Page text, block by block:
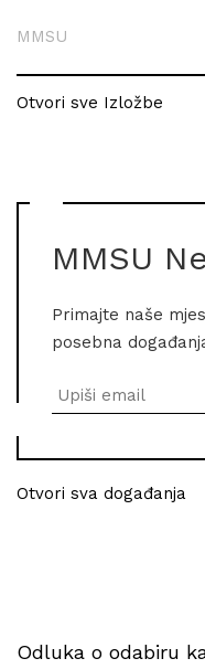
MMSU
Otvori sve Izložbe
MMSU
Primajte naše
posebna
Otvori sva događanja
Odluka o odabiru